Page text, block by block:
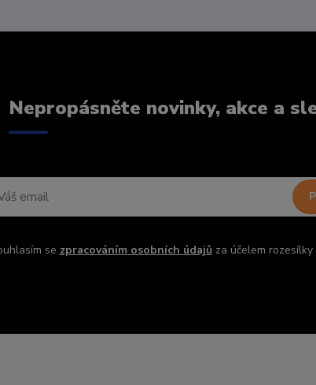
Nepropásněte novinky, akce a
se zpracováním osobních údajůza účelem